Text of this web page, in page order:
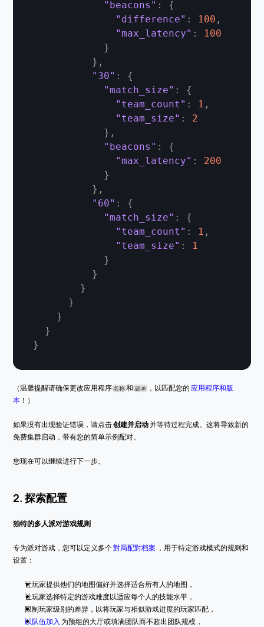
"beacons" :
{
"difference" : 100 ,
"max_latency" :
100
}
} ,
"30" :
{
"match_size" :
{
"team_count" : 1 ,
"team_size" :
2
} ,
"beacons" :
{
"max_latency" :
200
}
} ,
"60" :
{
"match_size" :
{
"team_count" : 1 ,
"team_size" :
1
}
}
}
}
}
}
}
（温馨提醒请确保更改应用程序名称 和 版本 ，以匹配您的 应用程序和版
本 ！）
如果没有出现验证错误，请点击 创建并启动 并等待过程完成。这将导致新的
免费集群启动，带有您的简单示例配对。
您现在可以继续进行下一步。
2. 探索配置
独特的多人派对游戏规则
专为派对游戏，您可以定义多个 對局配對档案 ，用于特定游戏模式的规则和
设置：
让玩家提供他们的地图偏好并选择适合所有人的地图，
让玩家选择特定的游戏难度以适应每个人的技能水平，
限制玩家级别的差异，以将玩家与相似游戏进度的玩家匹配，
以队伍加入 为预组的大厅或填满团队而不超出团队规模，